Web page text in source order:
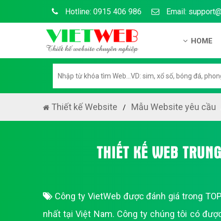
Hotline: 0915 406 986 Email:
HOME
Hướng
Tuyển
Chính
Chính
Thiết kế Website Mẫu Website yêu cầu
THIẾT KẾ WEB
Công ty VietWeb được đánh giá trong
nhất tại Việt Nam. Công ty chúng tôi có